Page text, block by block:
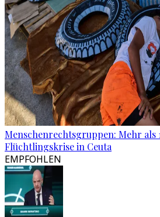
Menschenrechtsgruppen: Mehr als
Flüchtlingskrise in Ceuta
EMPFOHLEN